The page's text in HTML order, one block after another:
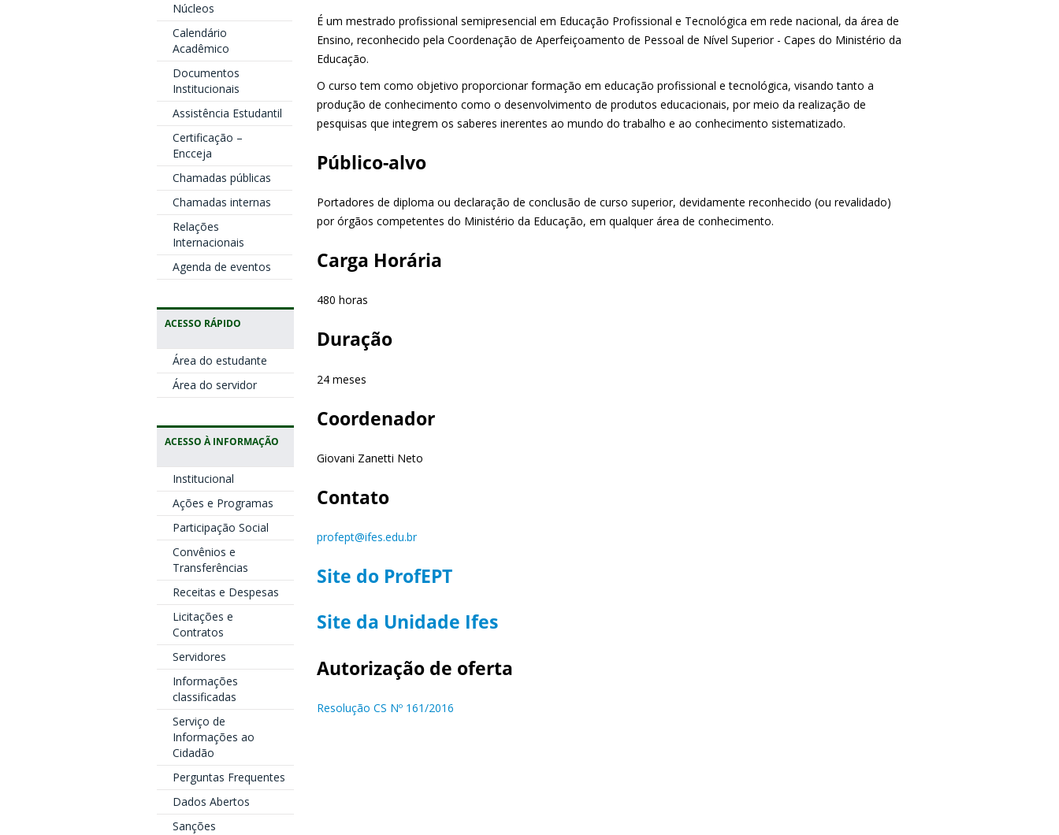
Núcleos
Calendário
Acadêmico
Documentos
Institucionais
Assistência Estudantil
Certificação –
Encceja
Chamadas públicas
Chamadas internas
Relações
Internacionais
Agenda de eventos
ACESSO RÁPIDO
Área do estudante
Área do servidor
ACESSO À INFORMAÇÃO
Institucional
Ações e Programas
Participação Social
Convênios e
Transferências
Receitas e Despesas
Licitações e
Contratos
Servidores
Informações
classificadas
Serviço de
Informações ao
Cidadão
Perguntas Frequentes
Dados Abertos
Sanções
É um mestrado profissional semipresencial em Educação Profissional e Tecnológica em rede nacional, da área de
Ensino, reconhecido pela Coordenação de Aperfeiçoamento de Pessoal de Nível Superior - Capes do Ministério da
Educação.
O curso tem como objetivo proporcionar formação em educação profissional e tecnológica, visando tanto a
produção de conhecimento como o desenvolvimento de produtos educacionais, por meio da realização de
pesquisas que integrem os saberes inerentes ao mundo do trabalho e ao conhecimento sistematizado.
Público-alvo
Portadores de diploma ou declaração de conclusão de curso superior, devidamente reconhecido (ou revalidado)
por órgãos competentes do Ministério da Educação, em qualquer área de conhecimento.
Carga Horária
480 horas
Duração
24 meses
Coordenador
Giovani Zanetti Neto
Contato
profept@ifes.edu.br
Site do ProfEPT
Site da Unidade Ifes
Autorização de oferta
Resolução CS Nº 161/2016